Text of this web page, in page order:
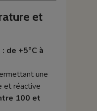
et
de +5°C à
une
et réactive
100 et